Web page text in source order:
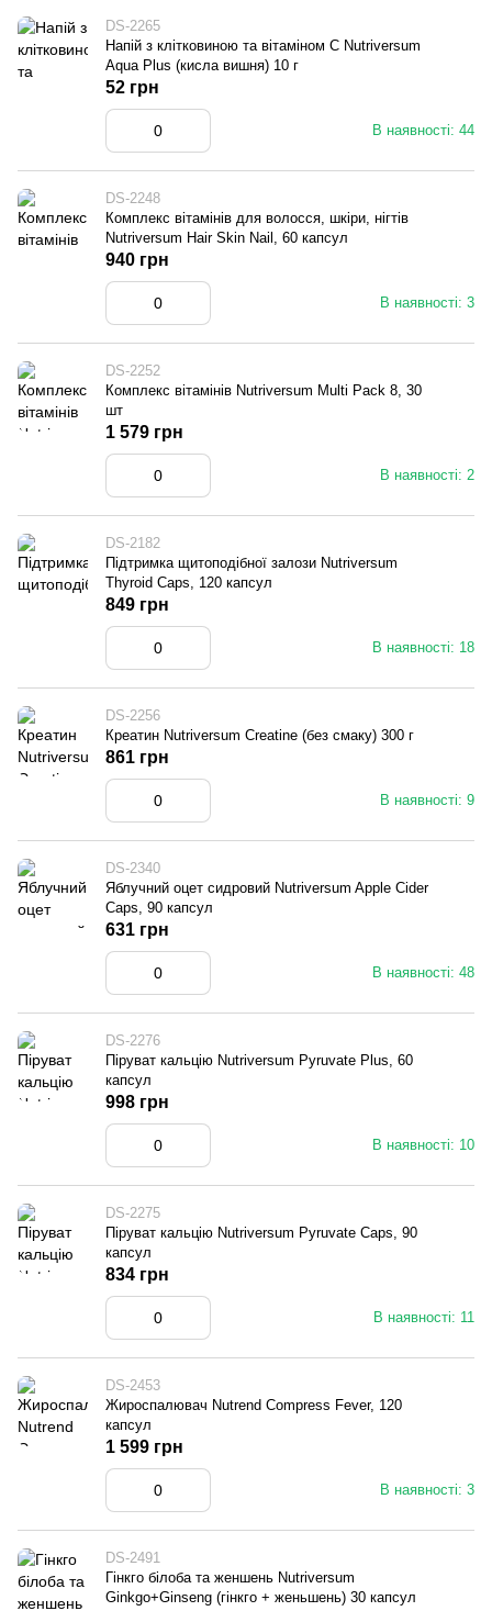
DS-2265
Напій з клітковиною та вітаміном С Nutriversum
Aqua Plus (кисла вишня) 10 г
В наявності: 44
52 грн
DS-2248
Комплекс вітамінів для волосся, шкіри, нігтів
Nutriversum Hair Skin Nail, 60 капсул
В наявності: 3
940 грн
DS-2252
Комплекс вітамінів Nutriversum Multi Pack 8, 30
шт
В наявності: 2
1 579 грн
DS-2182
Підтримка щитоподібної залози Nutriversum
Thyroid Caps, 120 капсул
В наявності: 18
849 грн
DS-2256
Креатин Nutriversum Creatine (без смаку) 300 г
В наявності: 9
861 грн
DS-2340
Яблучний оцет сидровий Nutriversum Apple Cider
Caps, 90 капсул
В наявності: 48
631 грн
DS-2276
Піруват кальцію Nutriversum Pyruvate Plus, 60
капсул
В наявності: 10
998 грн
DS-2275
Піруват кальцію Nutriversum Pyruvate Caps, 90
капсул
В наявності: 11
834 грн
DS-2453
Жироспалювач Nutrend Compress Fever, 120
капсул
В наявності: 3
1 599 грн
DS-2491
Гінкго білоба та женшень Nutriversum
Ginkgo+Ginseng (гінкго + женьшень) 30 капсул